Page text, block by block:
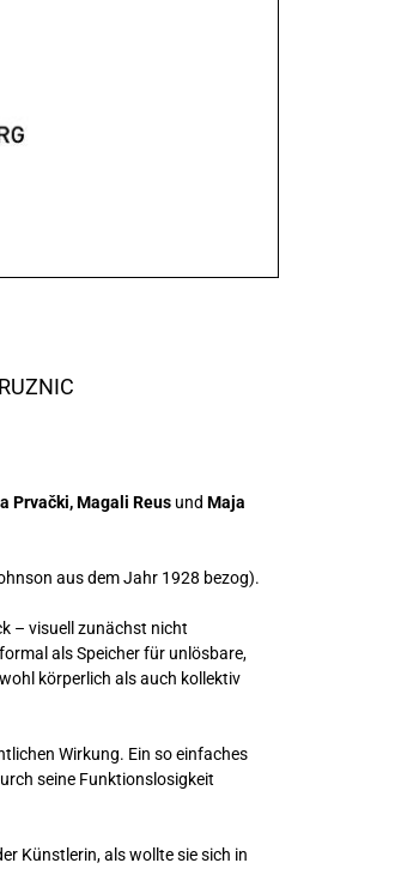
Prvački, Magali Reus und Maja
aus dem Jahr 1928 bezog).
– visuell zunächst nicht
als Speicher für unlösbare,
körperlich als auch kollektiv
Wirkung. Ein so einfaches
seine Funktionslosigkeit
Künstlerin, als wollte sie sich in